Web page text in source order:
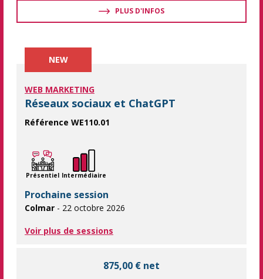
PLUS D'INFOS
NEW
WEB MARKETING
Réseaux sociaux et ChatGPT
Référence WE110.01
Présentiel Intermédiaire
Prochaine session
Colmar - 22 octobre 2026
Voir plus de sessions
875,00 € net